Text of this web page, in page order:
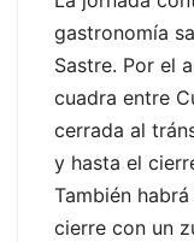
gastronomía
Sastre. Por el
cuadra entre
cerrada al
y hasta el
También
cierre con un